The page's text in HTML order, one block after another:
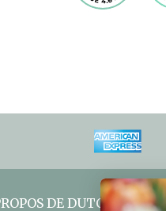
DE DUTCHGROWN